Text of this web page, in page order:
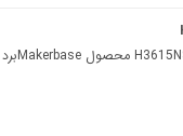
ماژول درایور موتور DC تک کانال 540 وات مدل H3615NS محصول Makerbaseبرد